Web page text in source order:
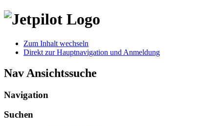
Zum Inhalt wechseln
Direkt zur Hauptnavigation und Anmeldung
Nav Ansichtssuche
Navigation
Suchen